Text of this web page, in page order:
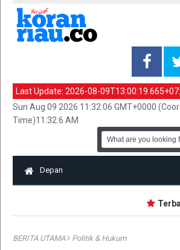
Last Update: 2026-08-
Sun Aug 09 2026 11:32:06 GMT+0000
Time)11:32:6 AM
Depan
Terbaik
BERITA UTAMA Politik & Hukum